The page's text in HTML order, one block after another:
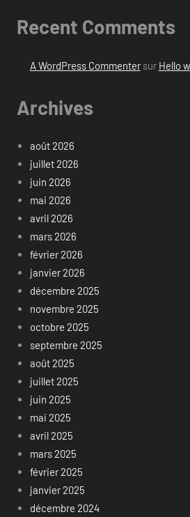
Recent Comments
A WordPress Commentersur Hello
Archives
août 2026
juillet 2026
juin 2026
mai 2026
avril 2026
mars 2026
février 2026
janvier 2026
décembre 2025
novembre 2025
octobre 2025
septembre 2025
août 2025
juillet 2025
juin 2025
mai 2025
avril 2025
mars 2025
février 2025
janvier 2025
décembre 2024